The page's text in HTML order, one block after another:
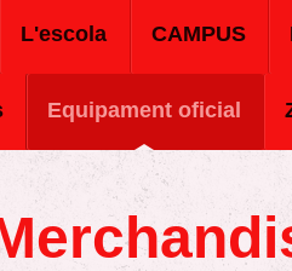
L'escola CAMPUS
Equipament oficial